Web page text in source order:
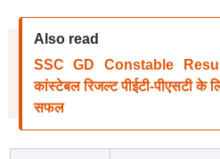
Also read
SSC GD Constable
कांस्टेबल रिजल्ट पीईटी-पीएसटी के
सफल